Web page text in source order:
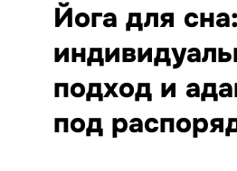
Йога для сна:
подход и
под